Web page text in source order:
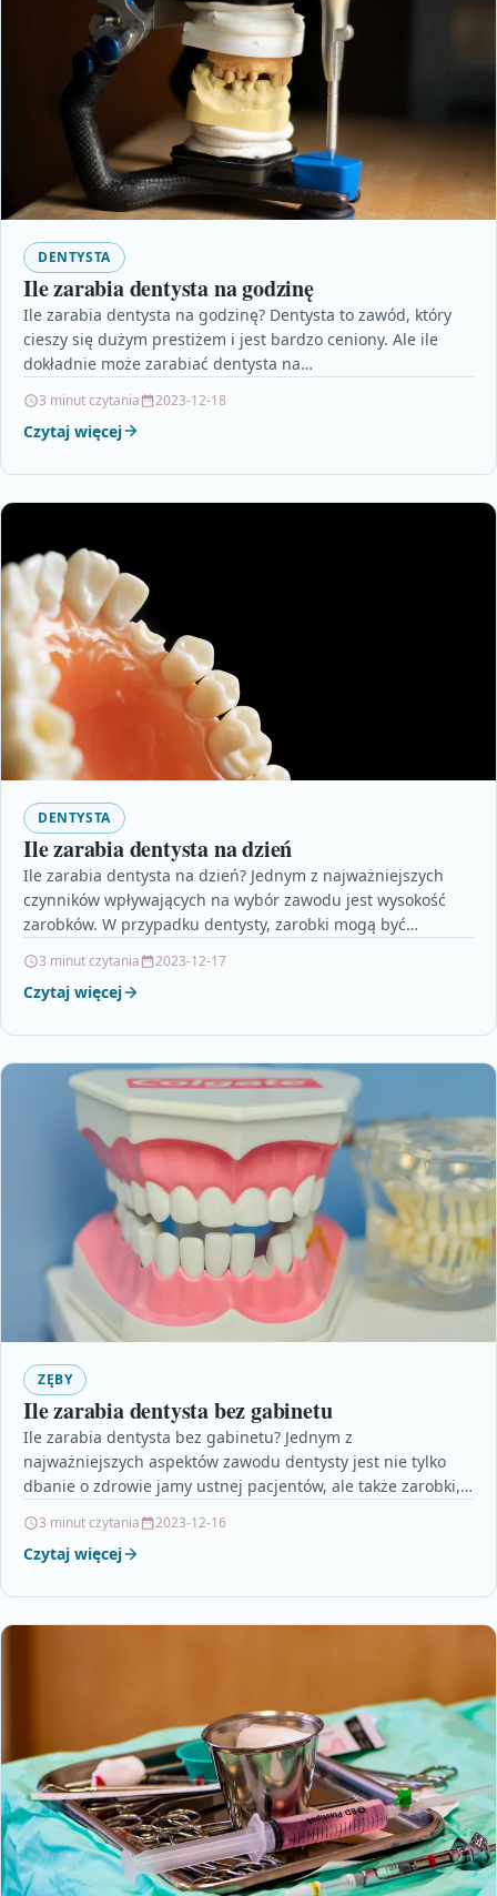
DENTYSTA
Ile zarabia dentysta na godzinę
Ile zarabia dentysta na godzinę? Dentysta to zawód, który
cieszy się dużym prestiżem i jest bardzo ceniony. Ale ile
dokładnie może zarabiać dentysta na…
3 minut czytania 2023-12-18
Czytaj więcej
DENTYSTA
Ile zarabia dentysta na dzień
Ile zarabia dentysta na dzień? Jednym z najważniejszych
czynników wpływających na wybór zawodu jest wysokość
zarobków. W przypadku dentysty, zarobki mogą być
3 minut czytania 2023-12-17
Czytaj więcej
ZĘBY
Ile zarabia dentysta bez gabinetu
Ile zarabia dentysta bez gabinetu? Jednym z
najważniejszych aspektów zawodu dentysty jest nie tylko
dbanie o zdrowie jamy ustnej pacjentów, ale także zarobki,
3 minut czytania 2023-12-16
Czytaj więcej